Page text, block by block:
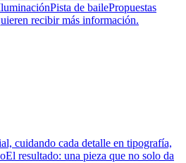
de bailePropuestas
recibir más información.
cuidando cada detalle en tipografía,
resultado: una pieza que no solo da